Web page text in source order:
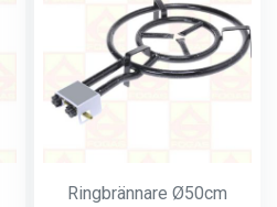
Ringbrännare Ø50cm